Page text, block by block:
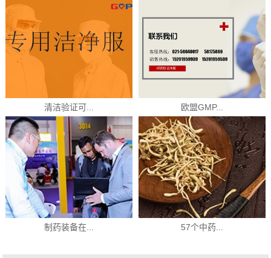
清洁验证可... 欧盟GMP...
制药装备在... 57个中药...